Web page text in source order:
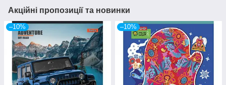
Акційні пропозиції та новинки
–10% –10%